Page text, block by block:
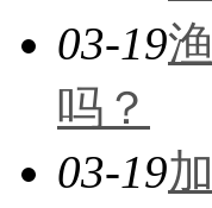
03-19
吗？
03-19